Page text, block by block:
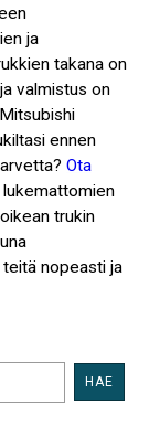
ja
takana on
valmistus on
ennen
Ota
lukemattomien
trukin
nopeasti ja
HAE